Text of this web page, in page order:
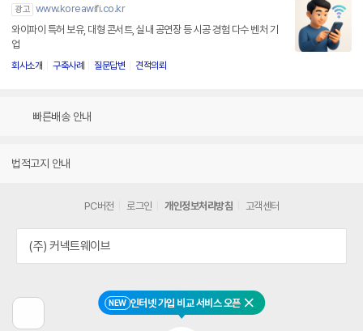
NEW 인터넷 가입 비교 서비스 오픈 닫기
광고 www.koreawifi.co.kr
와이파이 특허 보유, 대형 콘서트, 실내 공연장 등 시공 경험 다수 벤처 기
업
회사소개 구축사례 질문답변 견적의뢰
빠른배송 안내
법적고지 안내
PC버전 로그인 개인정보처리방침 고객센터
(주) 커넥트웨이브